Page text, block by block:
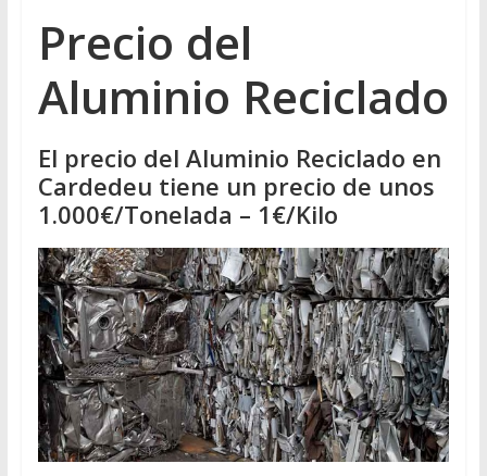
Precio del
Aluminio Reciclado
El precio del Aluminio Reciclado en
Cardedeu tiene un precio de unos
1.000€/Tonelada – 1€/Kilo